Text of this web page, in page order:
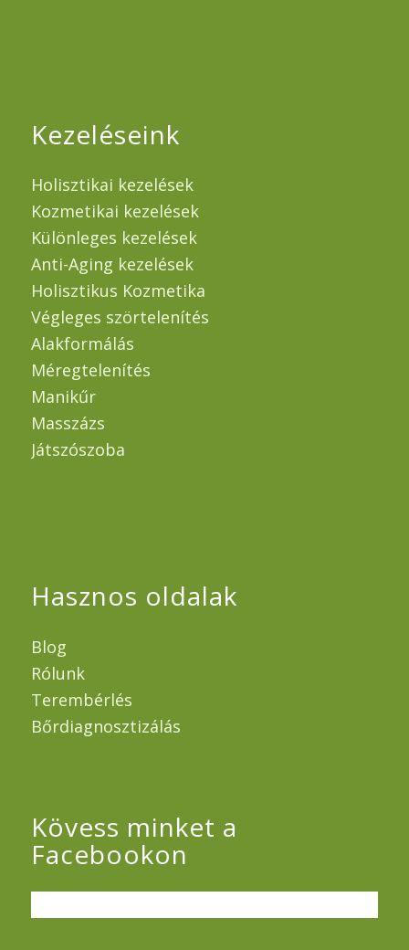
Kezeléseink
Holisztikai kezelések
Kozmetikai kezelések
Különleges kezelések
Anti-Aging kezelések
Holisztikus Kozmetika
Végleges szörtelenítés
Alakformálás
Méregtelenítés
Manikűr
Masszázs
Játszószoba
Hasznos oldalak
Blog
Rólunk
Terembérlés
Bőrdiagnosztizálás
Kövess minket a
Facebookon